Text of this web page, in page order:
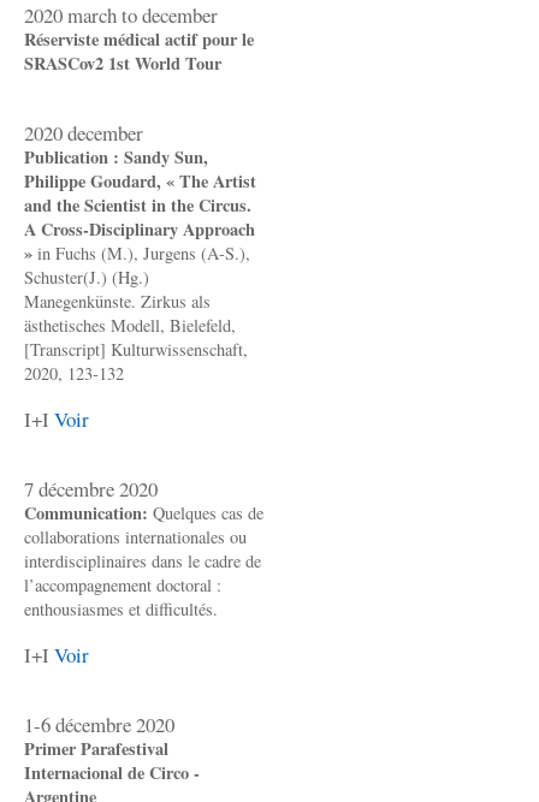
2020 march to december
Réserviste médical actif pour le
SRASCov2 1st World Tour
2020 december
Publication : Sandy Sun,
Philippe Goudard, « The Artist
and the Scientist in the Circus.
A Cross-Disciplinary Approach
» in Fuchs (M.), Jurgens (A-S.),
Schuster(J.) (Hg.)
Manegenkünste. Zirkus als
ästhetisches Modell, Bielefeld,
[Transcript] Kulturwissenschaft,
2020, 123-132
I+I Voir
7 décembre 2020
Communication: Quelques cas de
collaborations internationales ou
interdisciplinaires dans le cadre de
l’accompagnement doctoral :
enthousiasmes et difficultés.
I+I Voir
1-6 décembre 2020
Primer Parafestival
Internacional de Circo -
Argentine